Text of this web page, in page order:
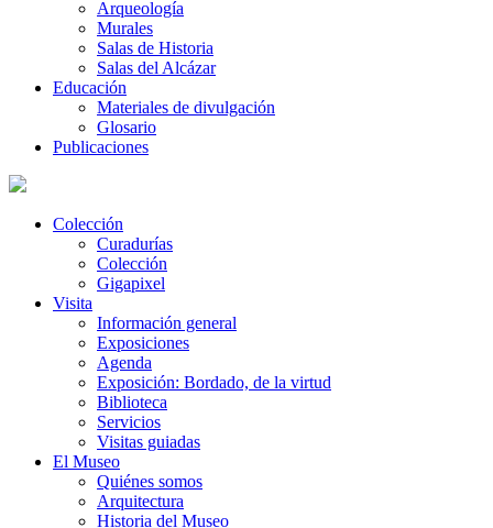
Arqueología
Murales
Salas de Historia
Salas del Alcázar
Educación
Materiales de divulgación
Glosario
Publicaciones
Colección
Curadurías
Colección
Gigapixel
Visita
Información general
Exposiciones
Agenda
Exposición: Bordado, de la virtud
Biblioteca
Servicios
Visitas guiadas
El Museo
Quiénes somos
Arquitectura
Historia del Museo